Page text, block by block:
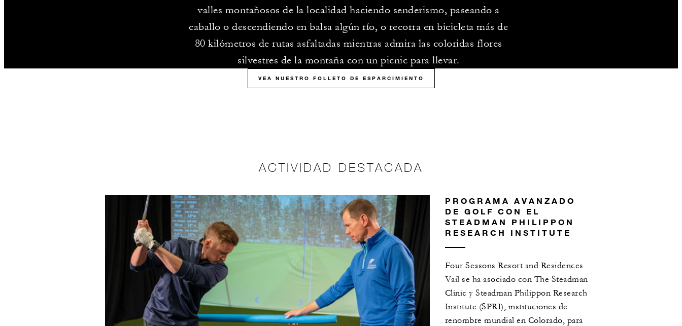
valles montañosos de la localidad haciendo senderismo, paseando a
caballo o descendiendo en balsa algún río, o recorra en bicicleta más de
80 kilómetros de rutas asfaltadas mientras admira las coloridas flores
silvestres de la montaña con un picnic para llevar.
VEA NUESTRO FOLLETO DE ESPARCIMIENTO
ACTIVIDAD DESTACADA
PROGRAMA AVANZADO
DE GOLF CON EL
STEADMAN PHILIPPON
RESEARCH INSTITUTE
Four Seasons Resort and Residences
Vail se ha asociado con The Steadman
Clinic y Steadman Philippon Research
Institute (SPRI), instituciones de
renombre mundial en Colorado, para